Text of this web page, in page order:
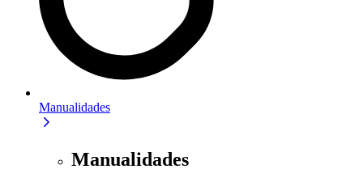
Manualidades
Manualidades